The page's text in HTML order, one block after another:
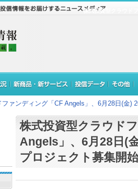
株式投資型クラウド
ァンディング「CF Angels」、6月28日(金)
株式投資型クラウド
Angels」、6月28日(
プロジェクト募集開始